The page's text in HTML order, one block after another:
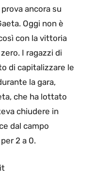
ancora su
Oggi non è
con la vittoria
I ragazzi di
di capitalizzare le
la gara,
che ha lottato
chiudere in
dal campo
2 a 0.